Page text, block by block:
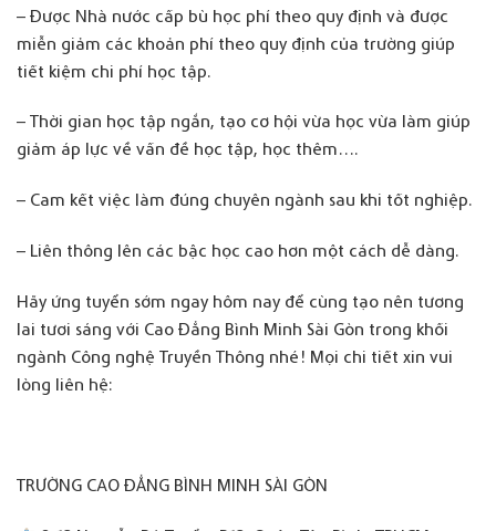
– Được Nhà nước cấp bù học phí theo quy định và được
miễn giảm các khoản phí theo quy định của trường giúp
tiết kiệm chi phí học tập.
– Thời gian học tập ngắn, tạo cơ hội vừa học vừa làm giúp
giảm áp lực về vấn đề học tập, học thêm….
– Cam kết việc làm đúng chuyên ngành sau khi tốt nghiệp.
– Liên thông lên các bậc học cao hơn một cách dễ dàng.
Hãy ứng tuyển sớm ngay hôm nay để cùng tạo nên tương
lai tươi sáng với Cao Đẳng Bình Minh Sài Gòn trong khối
ngành Công nghệ Truyền Thông nhé! Mọi chi tiết xin vui
lòng liên hệ:
TRƯỜNG CAO ĐẲNG BÌNH MINH SÀI GÒN